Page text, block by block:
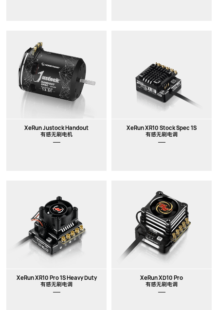
XeRun Justock Handout
有感无刷电机
XeRun XR10 Stock Spec 1S
有感无刷电调
XeRun XR10 Pro 1S Heavy Duty
有感无刷电调
XeRun XD10 Pro
有感无刷电调